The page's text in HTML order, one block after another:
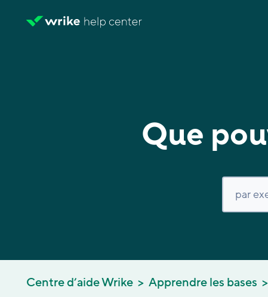
Que
Centre d’aide Wrike Apprendre les bases